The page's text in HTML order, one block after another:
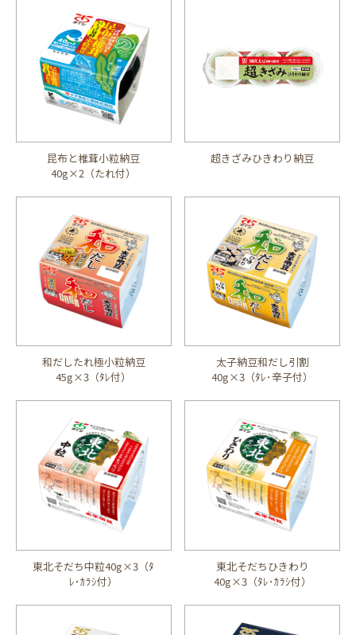
昆布と椎茸小粒納豆
40g×2（たれ付）
超きざみひきわり納豆
和だしたれ極小粒納豆
45g×3（ﾀﾚ付）
太子納豆和だし引割
40g×3（ﾀﾚ･辛子付）
東北そだち中粒40g×3（ﾀ
ﾚ･ｶﾗｼ付）
東北そだちひきわり
40g×3（ﾀﾚ･ｶﾗｼ付）